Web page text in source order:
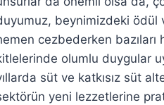
beynimizdeki ödül
cezbederken
olumlu duygular
süt ve katkısız süt
yeni lezzetlerine